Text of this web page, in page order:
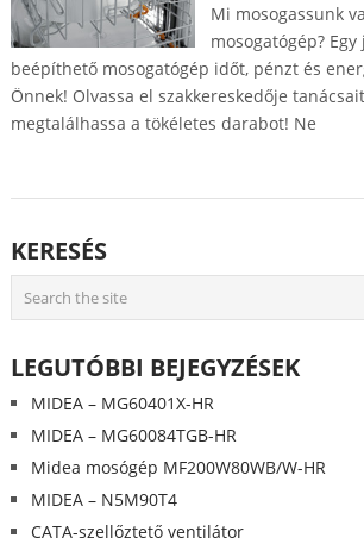
Mi mosogassunk
mosogatógép?
beépíthető mosogatógép időt, pénzt és
Önnek! Olvassa el szakkereskedője
megtalálhassa a tökéletes darabot! Ne
KERESÉS
LEGUTÓBBI BEJEGYZÉSEK
MIDEA – MG60401X-HR
MIDEA – MG60084TGB-HR
Midea mosógép MF200W80WB/W-HR
MIDEA – N5M90T4
CATA-szellőztető ventilátor